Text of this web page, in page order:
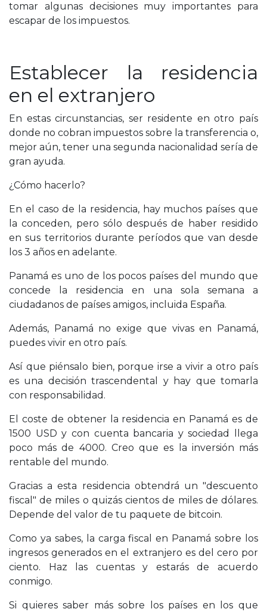
tomar algunas decisiones muy importantes para
escapar de los impuestos.
Establecer la residencia
en el extranjero
En estas circunstancias, ser residente en otro país
donde no cobran impuestos sobre la transferencia o,
mejor aún, tener una segunda nacionalidad sería de
gran ayuda.
¿Cómo hacerlo?
En el caso de la residencia, hay muchos países que
la conceden, pero sólo después de haber residido
en sus territorios durante períodos que van desde
los 3 años en adelante.
Panamá es uno de los pocos países del mundo que
concede la residencia en una sola semana a
ciudadanos de países amigos, incluida España.
Además, Panamá no exige que vivas en Panamá,
puedes vivir en otro país.
Así que piénsalo bien, porque irse a vivir a otro país
es una decisión trascendental y hay que tomarla
con responsabilidad.
El coste de obtener la residencia en Panamá es de
1500 USD y con cuenta bancaria y sociedad llega
poco más de 4000. Creo que es la inversión más
rentable del mundo.
Gracias a esta residencia obtendrá un "descuento
fiscal" de miles o quizás cientos de miles de dólares.
Depende del valor de tu paquete de bitcoin.
Como ya sabes, la carga fiscal en Panamá sobre los
ingresos generados en el extranjero es del cero por
ciento. Haz las cuentas y estarás de acuerdo
conmigo.
Si quieres saber más sobre los países en los que